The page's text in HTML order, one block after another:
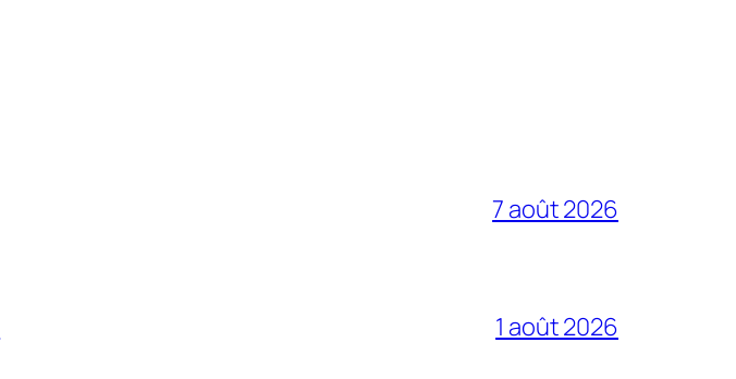
7 août 2026
1 août 2026